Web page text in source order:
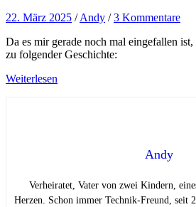
22. März 2025 /Andy /3 Kommentare
Da es mir gerade noch mal eingefallen
zu folgender Geschichte:
Weiterlesen
Andy
Verheiratet, Vater von zwei Kindern,
Herzen. Schon immer Technik-Freund, seit